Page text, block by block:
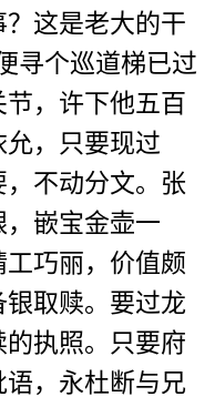
这是老大的干
寻个巡道梯已过
，许下他五百
，只要现过
不动分文。张
嵌宝金壶一
巧丽，价值颇
取赎。要过龙
执照。只要府
，永杜断与兄